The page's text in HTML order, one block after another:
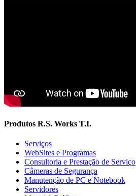
Produtos R.S. Works T.I.
Serviços
WebSites e Programas
Consultoria e Prestação de Serviço
Câmeras de Segurança
Manutenção de PC e Notebook
Servidores